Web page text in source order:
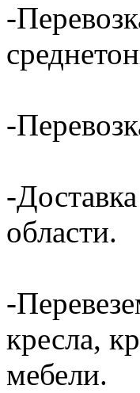
-
-
-
области.
-
кресла,
мебели.